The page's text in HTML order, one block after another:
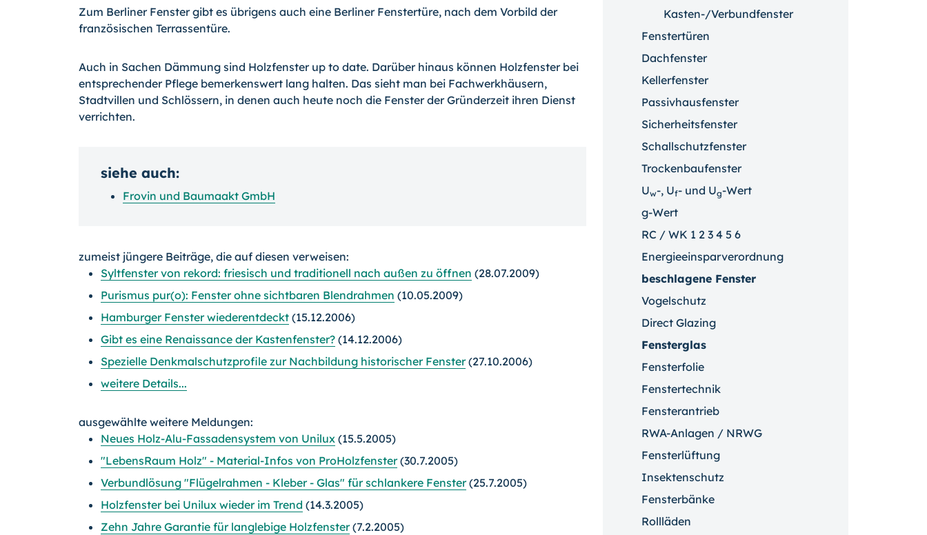
Zum Berliner Fenster gibt es übrigens auch eine Berliner Fenstertüre, nach dem Vorbild der
französischen Terrassentüre.
Auch in Sachen Dämmung sind Holzfenster up to date. Darüber hinaus können Holzfenster bei
entsprechender Pflege bemerkenswert lang halten. Das sieht man bei Fachwerkhäusern,
Stadtvillen und Schlössern, in denen auch heute noch die Fenster der Gründerzeit ihren Dienst
verrichten.
siehe auch:
Frovin und Baumaakt GmbH
zumeist jüngere Beiträge, die auf diesen verweisen:
Syltfenster von rekord: friesisch und traditionell nach außen zu öffnen (28.07.2009)
Purismus pur(o): Fenster ohne sichtbaren Blendrahmen (10.05.2009)
Hamburger Fenster wiederentdeckt (15.12.2006)
Gibt es eine Renaissance der Kastenfenster? (14.12.2006)
Spezielle Denkmalschutzprofile zur Nachbildung historischer Fenster(27.10.2006)
weitere Details...
ausgewählte weitere Meldungen:
Neues Holz-Alu-Fassadensystem von Unilux (15.5.2005)
"LebensRaum Holz" - Material-Infos von ProHolzfenster(30.7.2005)
Verbundlösung "Flügelrahmen - Kleber - Glas" für schlankere Fenster(25.7.2005)
Holzfenster bei Unilux wieder im Trend (14.3.2005)
Zehn Jahre Garantie für langlebige Holzfenster(7.2.2005)
Kasten-/Verbundfenster
Fenstertüren
Dachfenster
Kellerfenster
Passivhausfenster
Sicherheitsfenster
Schallschutzfenster
Trockenbaufenster
Uw-, Uf- und Ug-Wert
g-Wert
RC / WK 1 2 3 4 5 6
Energieeinsparverordnung
beschlagene Fenster
Vogelschutz
Direct Glazing
Fensterglas
Fensterfolie
Fenstertechnik
Fensterantrieb
RWA-Anlagen / NRWG
Fensterlüftung
Insektenschutz
Fensterbänke
Rollläden